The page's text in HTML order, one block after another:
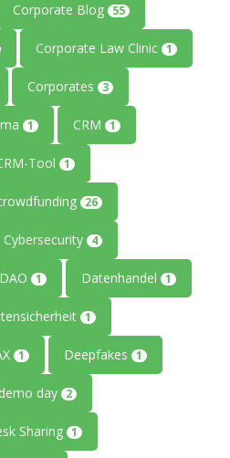
Corporate Blog 55
Corporate Law Clinic 1
Corporates 3
1 CRM 1
Tool 1
26
Cybersecurity 4
DAO 1 Datenhandel 1
1
1 Deepfakes 1
demo day 2
Sharing 1